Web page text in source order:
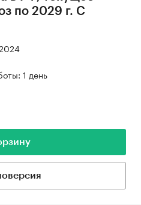
по 2029 г. С
1 день